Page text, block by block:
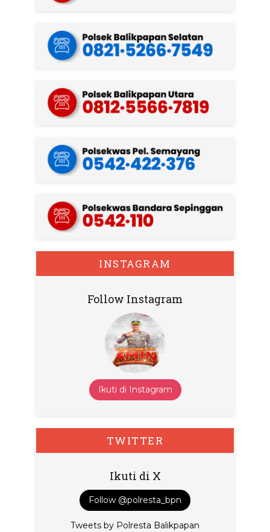
INSTAGRAM
Follow Instagram
Ikuti di Instagram
TWITTER
Ikuti di X
Follow @polresta_bpn
Tweets by Polresta Balikpapan